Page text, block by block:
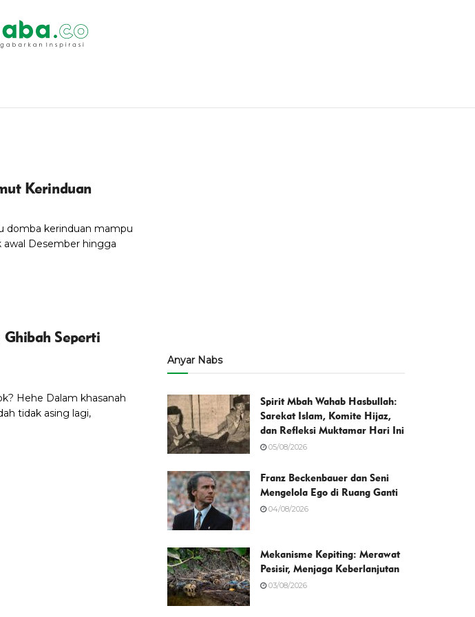
Kerinduan
domba kerinduan mampu
Desember hingga
Seperti
Hehe Dalam khasanah
tidak asing lagi,
Anyar Nabs
Spirit Mbah Wahab Hasbullah:
Sarekat Islam, Komite Hijaz,
dan Refleksi Muktamar Hari Ini
05/08/2026
Franz Beckenbauer dan Seni
Mengelola Ego di Ruang Ganti
04/08/2026
Mekanisme Kepiting: Merawat
Pesisir, Menjaga Keberlanjutan
03/08/2026